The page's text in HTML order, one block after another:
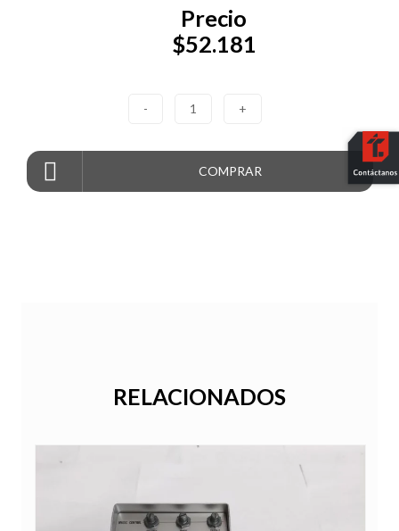
Precio
$52.181
- 1 +
COMPRAR
RELACIONADOS